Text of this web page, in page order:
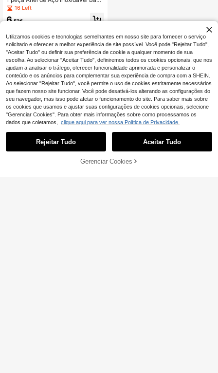
ado a Ouro 18K com Cristal Verde p
ara Mulher, Adequado para Uso Diá
rio, Férias, Presente de Feriado
16 Left
6,52€
ADICIONAR AO CARRINHO
Utilizamos cookies e tecnologias semelhantes em nosso site para fornecer o serviço
solicitado e oferecer a melhor experiência de site possível. Você pode "Rejeitar Tudo",
"Aceitar Tudo" ou definir sua preferência de cookie a qualquer momento de sua
escolha. Ao selecionar "Aceitar Tudo", definiremos todos os cookies opcionais, que nos
ajudam a analisar o tráfego, oferecer funcionalidade aprimorada e personalizar o
conteúdo e os anúncios para complementar sua experiência de compra com a SHEIN.
Ao selecionar "Rejeitar Tudo", você permite o uso de cookies estritamente necessários
que fazem nosso site funcionar. Você pode desativá-los alterando as configurações do
seu navegador, mas isso pode afetar o funcionamento do site. Para saber mais sobre
os cookies que usamos e ajustar suas configurações de cookies opcionais, selecione
"Gerenciar Cookies". Para obter mais informações sobre como processamos os
dados que coletamos, clique aqui para ver nossa Política de Privacidade.
Rejeitar Tudo Aceitar Tudo
Gerenciar Cookies